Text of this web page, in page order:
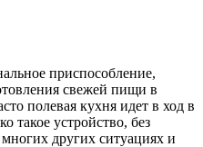
приспособление,
свежей пищи в
полевая кухня идет в ход в
такое устройство, без
других ситуациях и